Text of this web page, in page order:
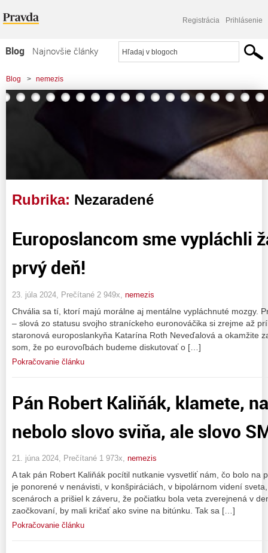
Registrácia Prihlásenie
Blog
Najnovšie články
Najčítanejšie články
Najkomentovanejšie články
Zoznam blogov
Komerčné blogy
Blog > nemezis
Rubrika: Nezaradené
Europoslancom sme vypláchli
prvý deň!
23. júla 2024, Prečítané 2 949x, nemezis
Chvália sa tí, ktorí majú morálne aj mentálne vypláchnuté mozgy.
– slová zo statusu svojho straníckeho euronováčika si zrejme až
staronová europoslankyňa Katarína Roth Neveďalová a okamžite
som, že po eurovoľbách budeme diskutovať o […]
Pokračovanie článku
Pán Robert Kaliňák, klamete,
nebolo slovo sviňa, ale slovo
21. júna 2024, Prečítané 1 973x, nemezis
A tak pán Robert Kaliňák pocítil nutkanie vysvetliť nám, čo bolo
je ponorené v nenávisti, v konšpiráciách, v bipolárnom videní
scenároch a prišiel k záveru, že počiatku bola veta zverejnená v
zaočkovaní, by mali kričať ako svine na bitúnku. Tak sa […]
Pokračovanie článku